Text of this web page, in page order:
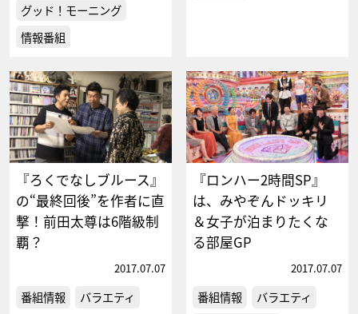
グッド！モーニング
情報番組
『ろくでなしブルース』
の“最終回後”を作者に直
撃！前田太尊は6階級制
覇？
2017.07.07
番組情報 バラエティ
『ロンハー2時間SP』
は、みやぞんドッキリ
＆女子が泊まりたくな
る部屋GP
2017.07.07
番組情報
バラエティ